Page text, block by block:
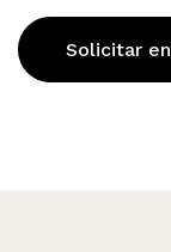
Solicitar